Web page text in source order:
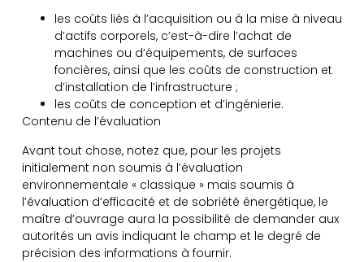
les coûts liés à l’acquisition ou à la mise à niveau
d’actifs corporels, c’est-à-dire l’achat de
machines ou d’équipements, de surfaces
foncières, ainsi que les coûts de construction et
d’installation de l’infrastructure ;
les coûts de conception et d’ingénierie.
Contenu de l’évaluation
Avant tout chose, notez que, pour les projets
initialement non soumis à l’évaluation
environnementale « classique » mais soumis à
l’évaluation d’efficacité et de sobriété énergétique, le
maître d’ouvrage aura la possibilité de demander aux
autorités un avis indiquant le champ et le degré de
précision des informations à fournir.